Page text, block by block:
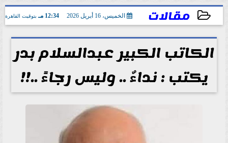
مقالات الخميس، 16 أبريل 2026 12:34 مـ بتوقيت القاهرة
2026-04-16 12:34:22
الكاتب الكبير عبدالسلام بدر
يكتب : نداءٌ .. وليس رجاءً ..!!